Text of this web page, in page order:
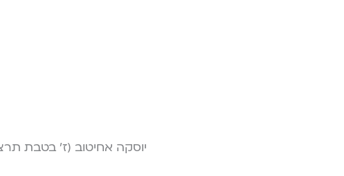
יוסקה אחיטוב (ז' בטבת